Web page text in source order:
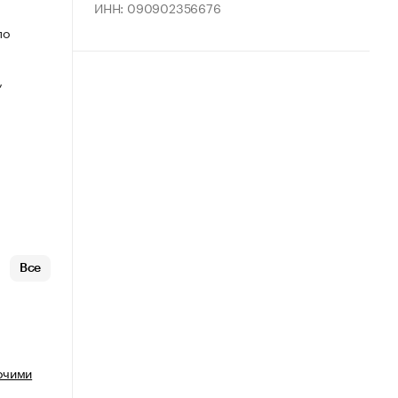
Все
ИНН: 090902356676